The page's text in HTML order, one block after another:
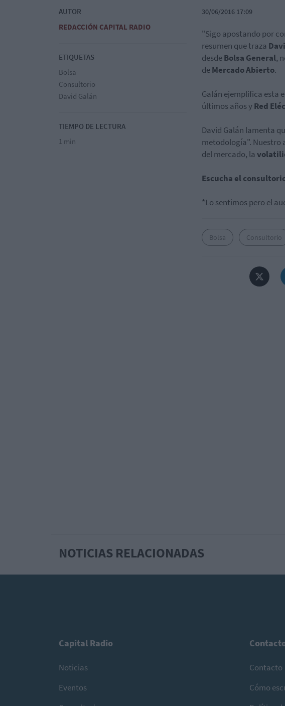
AUTOR
REDACCIÓN CAPITAL RADIO
ETIQUETAS
Bolsa
Consultorio
David Galán
TIEMPO DE LECTURA
1 min
30/06/2016 17:09
"Sigo apostando por
resumen que traza
desdeBolsa General,
deMercado Abierto.
Galán ejemplifica esta
últimos años yRed
David Galán lamenta
metodología". Nuestro
del mercado, la
Escucha el
*Lo sentimos pero el
Bolsa Consultorio
NOTICIAS RELACIONADAS
Capital Radio
Noticias
Eventos
Contacto
Cómo